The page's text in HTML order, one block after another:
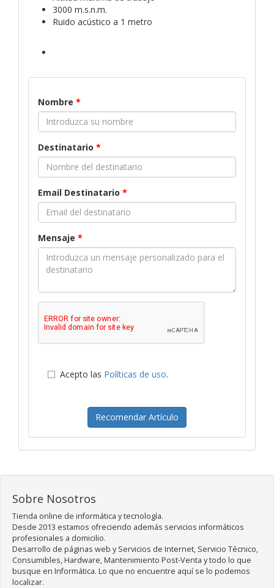
3000 m.s.n.m.
Ruido acústico a 1 metro
Nombre *
Destinatario *
Email Destinatario *
Mensaje *
Acepto las Políticas de uso.
Recomendar Artículo
Sobre Nosotros
Tienda online de informática y tecnología.
Desde 2013 estamos ofreciendo además servicios informáticos
profesionales a domicilio.
Desarrollo de páginas web y Servicios de Internet, Servicio Técnico,
Consumibles, Hardware, Mantenimiento Post-Venta y todo lo que
busque en Informática. Lo que no encuentre aquí se lo podemos
localizar.